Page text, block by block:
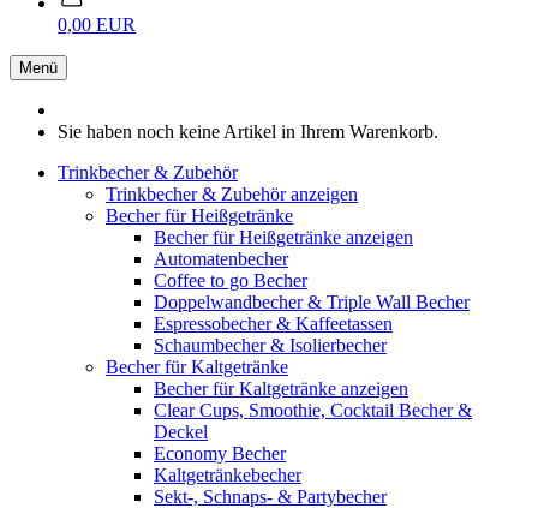
0,00 EUR
Menü
Sie haben noch keine Artikel in Ihrem Warenkorb.
Trinkbecher & Zubehör
Trinkbecher & Zubehör anzeigen
Becher für Heißgetränke
Becher für Heißgetränke anzeigen
Automatenbecher
Coffee to go Becher
Doppelwandbecher & Triple Wall Becher
Espressobecher & Kaffeetassen
Schaumbecher & Isolierbecher
Becher für Kaltgetränke
Becher für Kaltgetränke anzeigen
Clear Cups, Smoothie, Cocktail Becher &
Deckel
Economy Becher
Kaltgetränkebecher
Sekt-, Schnaps- & Partybecher